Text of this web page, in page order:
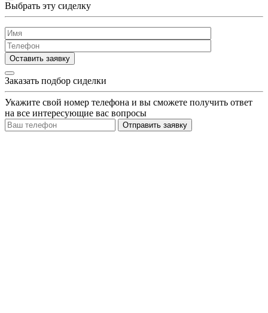
Выбрать эту сиделку
Оставить заявку
Заказать подбор сиделки
Укажите свой номер телефона и вы сможете получить ответ
на все интересующие вас вопросы
Отправить заявку